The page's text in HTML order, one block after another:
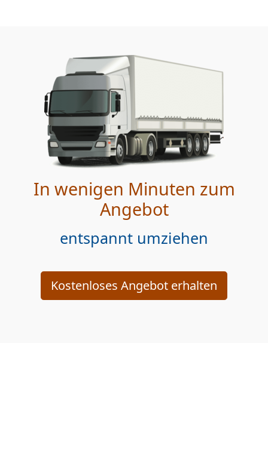
In wenigen Minuten zum
Angebot
entspannt umziehen
Kostenloses Angebot erhalten